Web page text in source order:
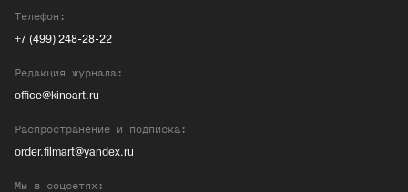
Телефон:
+7 (499) 248-28-22
Редакция журнала:
office@kinoart.ru
Распространение и подписка:
order.filmart@yandex.ru
Мы в соцсетях: